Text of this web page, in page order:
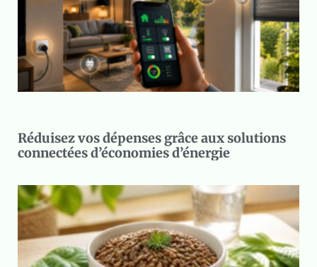
Réduisez vos dépenses grâce aux solutions
connectées d’économies d’énergie